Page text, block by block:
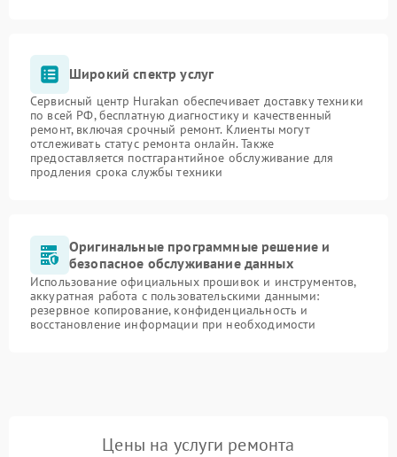
Широкий спектр услуг
Сервисный центр Hurakan обеспечивает доставку техники
по всей РФ, бесплатную диагностику и качественный
ремонт, включая срочный ремонт. Клиенты могут
отслеживать статус ремонта онлайн. Также
предоставляется постгарантийное обслуживание для
продления срока службы техники
Оригинальные программные решение и
безопасное обслуживание данных
Использование официальных прошивок и инструментов,
аккуратная работа с пользовательскими данными:
резервное копирование, конфиденциальность и
восстановление информации при необходимости
Цены на услуги ремонта